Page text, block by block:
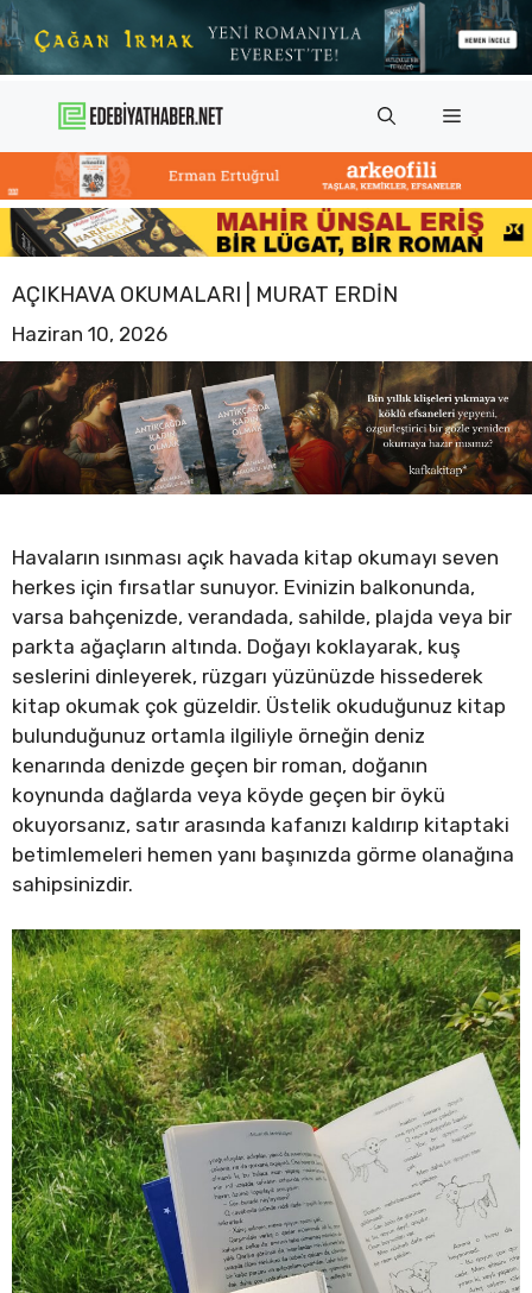
İçeriğe
atla
Menü
AÇIKHAVA OKUMALARI | MURAT ERDIN
Haziran 10, 2026
Havaların ısınması açık havada kitap okumayı seven
herkes için fırsatlar sunuyor. Evinizin balkonunda,
varsa bahçenizde, verandada, sahilde, plajda veya bir
parkta ağaçların altında. Doğayı koklayarak, kuş
seslerini dinleyerek, rüzgarı yüzünüzde hissederek
kitap okumak çok güzeldir. Üstelik okuduğunuz kitap
bulunduğunuz ortamla ilgiliyle örneğin deniz
kenarında denizde geçen bir roman, doğanın
koynunda dağlarda veya köyde geçen bir öykü
okuyorsanız, satır arasında kafanızı kaldırıp kitaptaki
betimlemeleri hemen yanı başınızda görme olanağına
sahipsinizdir.